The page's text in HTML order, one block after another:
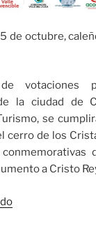
de octubre,
votaciones
la ciudad de
se
cerro de los
a Cristo
«Votaciones